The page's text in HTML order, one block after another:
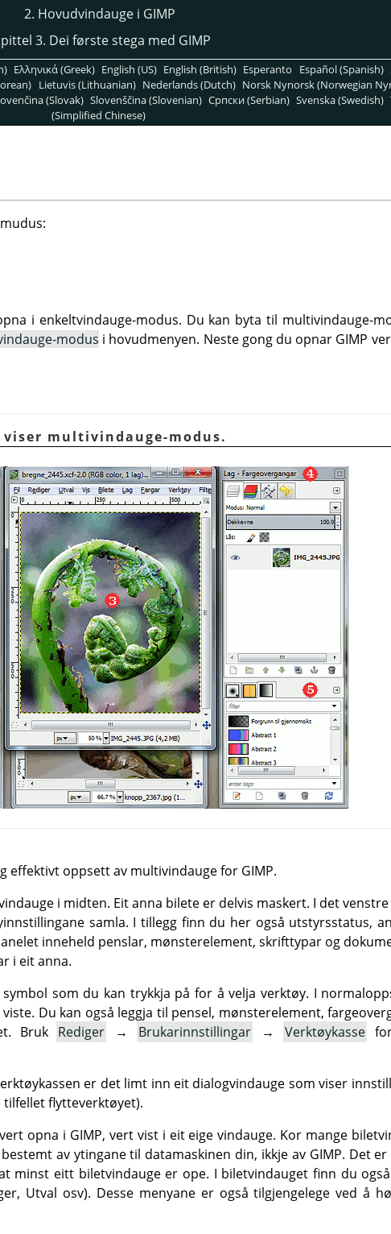
2. Hovudvindauge i GIMP
3. Dei første stega med GIMP
Ελληνικά (Greek) English (US) English (British) Esperanto Español (Spanish)
Lietuvis (Lithuanian) Nederlands (Dutch) Norsk Nynorsk (Norwegian
(Slovak) Slovenščina (Slovenian) Српски (Serbian) Svenska (Swedish)
(Simplified Chinese)
i enkeltvindauge-modus. Du kan byta til multivindauge-
modus i hovudmenyen. Neste gong du opnar GIMP
multivindauge-modus.
effektivt oppsett av multivindauge for GIMP.
i midten. Eit anna bilete er delvis maskert. I det
samla. I tillegg finn du her også utstyrsstatus,
inneheld penslar, mønsterelement, skrifttypar og
i eit anna.
som du kan trykkja på for å velja verktøy. I
Du kan også leggja til pensel, mønsterelement,
Bruk Rediger → Brukarinnstillingar → Verktøykasse
er det limt inn eit dialogvindauge som viser
flytteverktøyet).
opna i GIMP, vert vist i eit eige vindauge. Kor mange
av ytingane til datamaskinen din, ikkje av GIMP. Det
minst eitt biletvindauge er ope. I biletvindauget finn du
Utval osv). Desse menyane er også tilgjengelege ved å